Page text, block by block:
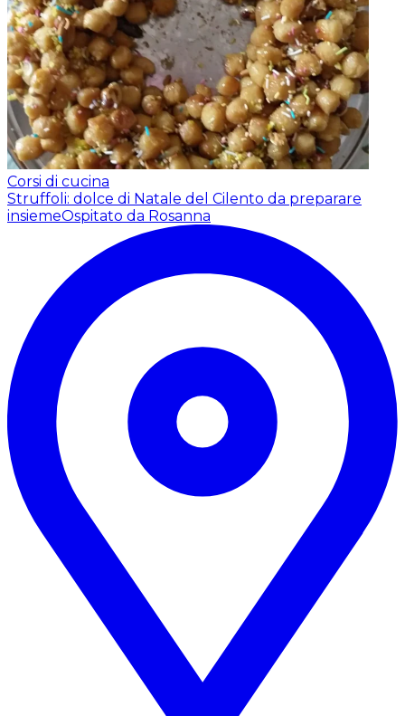
Corsi di cucina
Struffoli: dolce di Natale del Cilento da preparare
insiemeOspitato da Rosanna